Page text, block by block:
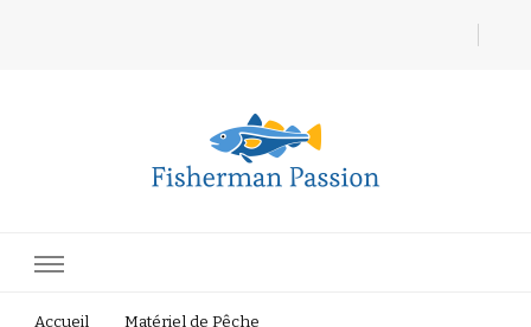
Accueil
Matériel de Pêche